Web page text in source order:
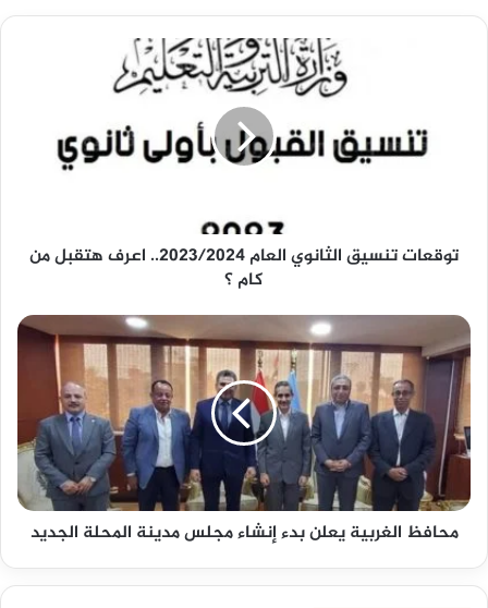
2023/2024..
توقعات تنسيق الثانوي العام 2023/2024.. اعرف هتقبل من
كام ؟
محافظ
الغربية
يعلن
بدء
إنشاء
مجلس
مدينة
المحلة
الجديد
محافظ الغربية يعلن بدء إنشاء مجلس مدينة المحلة الجديد